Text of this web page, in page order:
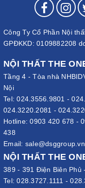
Công Ty Cổ Phần Nội
GPĐKKD: 0109882208
NỘI THẤT THE
Tầng 4 - Tòa nhà
Nội
Tel:024.3556.9801 -
024.3220.2081 -
Hotline:0903 420 678 -
438
Email: sale@dsggroup.vn
NỘI THẤT THE
389 - 391 Điện Biên Phủ
Tel:028.3727.1111 -